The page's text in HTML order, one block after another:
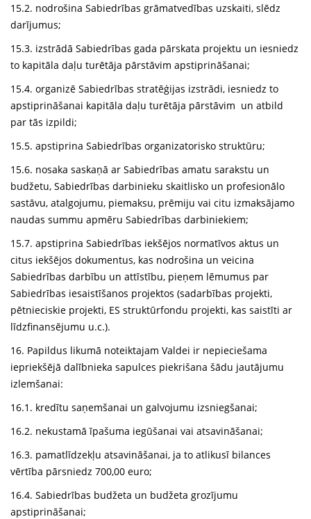
15.2. nodrošina Sabiedrības grāmatvedības uzskaiti, slēdz
darījumus;
15.3. izstrādā Sabiedrības gada pārskata projektu un iesniedz
to kapitāla daļu turētāja pārstāvim apstiprināšanai;
15.4. organizē Sabiedrības stratēģijas izstrādi, iesniedz to
apstiprināšanai kapitāla daļu turētāja pārstāvim un atbild
par tās izpildi;
15.5. apstiprina Sabiedrības organizatorisko struktūru;
15.6. nosaka saskaņā ar Sabiedrības amatu sarakstu un
budžetu, Sabiedrības darbinieku skaitlisko un profesionālo
sastāvu, atalgojumu, piemaksu, prēmiju vai citu izmaksājamo
naudas summu apmēru Sabiedrības darbiniekiem;
15.7. apstiprina Sabiedrības iekšējos normatīvos aktus un
citus iekšējos dokumentus, kas nodrošina un veicina
Sabiedrības darbību un attīstību, pieņem lēmumus par
Sabiedrības iesaistīšanos projektos (sadarbības projekti,
pētnieciskie projekti, ES struktūrfondu projekti, kas saistīti ar
līdzfinansējumu u.c.).
16. Papildus likumā noteiktajam Valdei ir nepieciešama
iepriekšējā dalībnieka sapulces piekrišana šādu jautājumu
izlemšanai:
16.1. kredītu saņemšanai un galvojumu izsniegšanai;
16.2. nekustamā īpašuma iegūšanai vai atsavināšanai;
16.3. pamatlīdzekļu atsavināšanai, ja to atlikusī bilances
vērtība pārsniedz 700,00 euro;
16.4. Sabiedrības budžeta un budžeta grozījumu
apstiprināšanai;